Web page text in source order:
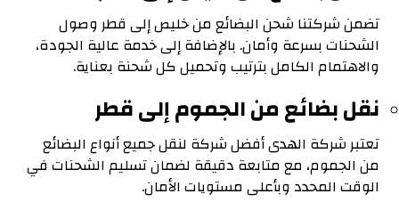
تضمن شركتنا شحن البضائع من خليص إلى قطر وصول
الشحنات بسرعة وأمان. بالإضافة إلى خدمة عالية الجودة،
والاهتمام الكامل بترتيب وتحميل كل شحنة بعناية.
نقل بضائع من الجموم إلى قطر
تعتبر شركة الهدى أفضل شركة لنقل جميع أنواع البضائع
من الجموم، مع متابعة دقيقة لضمان تسليم الشحنات في
الوقت المحدد وبأعلى مستويات الأمان.